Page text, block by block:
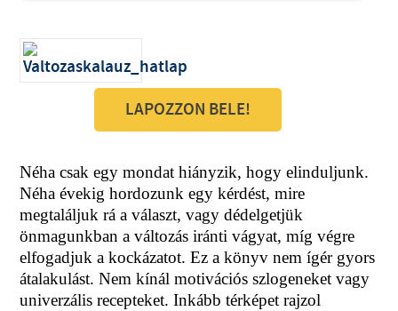
LAPOZZON BELE!
Néha csak egy mondat hiányzik, hogy elinduljunk.
Néha évekig hordozunk egy kérdést, mire
megtaláljuk rá a választ, vagy dédelgetjük
önmagunkban a változás iránti vágyat, míg végre
elfogadjuk a kockázatot. Ez a könyv nem ígér gyors
átalakulást. Nem kínál motivációs szlogeneket vagy
univerzális recepteket. Inkább térképet rajzol